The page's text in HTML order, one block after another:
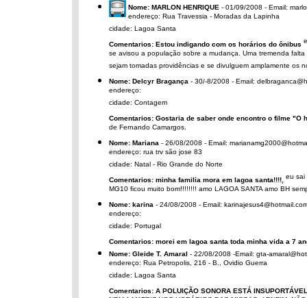
Nome: MARLON HENRIQUE - 01/09/2008 - Email:
endereço: Rua Travessia - Moradas da Lapinha
cidade: Lagoa Santa
Comentarios: Estou indigando com os horários do ônibus
se avisou a população sobre a mudança. Uma tremenda
sejam tomadas providências e se divulguem amplamente os
Nome: Delcyr Bragança - 30/-8/2008 - Email:
endereço:
cidade: Contagem
Comentarios: Gostaria de saber onde encontro o filme "O
de Fernando Camargos.
Nome: Mariana - 26/08/2008 - Email:
endereço: rua trv são jose 83
cidade: Natal - Rio Grande do Norte
Comentarios: minha familia mora em lagoa santa!!!!, eu sai
MG10 ficou muito bom!!!!!!!! amo LAGOA SANTA amo BH
Nome: karina - 24/08/2008 - Email:
endereço:
cidade: Portugal
Comentarios: morei em lagoa santa toda minha vida a 7
Nome: Gleide T. Amaral - 22/08/2008 -Email: gta-
endereço: Rua Petropolis, 216 - B., Ovidio Guerra
cidade: Lagoa Santa
Comentarios: A POLUIÇÃO SONORA ESTÁ